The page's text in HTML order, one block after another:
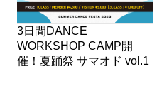
3日間DANCE
WORKSHOP CAMP開
催！夏踊祭 サマオド vol.1